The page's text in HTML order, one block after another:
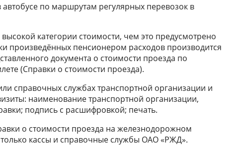
по маршрутам регулярных перевозок в
категории стоимости, чем это предусмотрено
произведённых пенсионером расходов производится
документа о стоимости проезда по
(Справки о стоимости проезда).
справочных службах транспортной организации и
наименование транспортной организации,
подпись с расшифровкой; печать.
о стоимости проезда на железнодорожном
кассы и справочные службы ОАО «РЖД».